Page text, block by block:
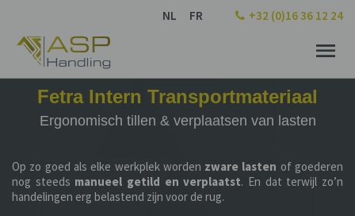
NL FR +32 (0)16 36 12 24
Fetra Intern Transportmateriaal
Ergonomisch tillen & verplaatsen van lasten
Op zo goed als elke werkplek worden zware lasten of goederen
nog steeds manueel getild en verplaatst. En dat terwijl zo’n
handelingen erg belastend zijn voor de rug.